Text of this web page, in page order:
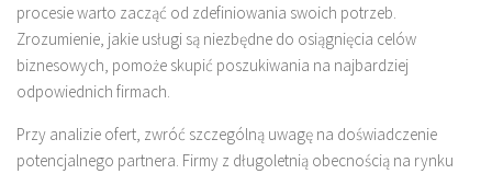
procesie warto zacząć od zdefiniowania swoich potrzeb.
Zrozumienie, jakie usługi są niezbędne do osiągnięcia celów
biznesowych, pomoże skupić poszukiwania na najbardziej
odpowiednich firmach.
Przy analizie ofert, zwróć szczególną uwagę na doświadczenie
potencjalnego partnera. Firmy z długoletnią obecnością na rynku